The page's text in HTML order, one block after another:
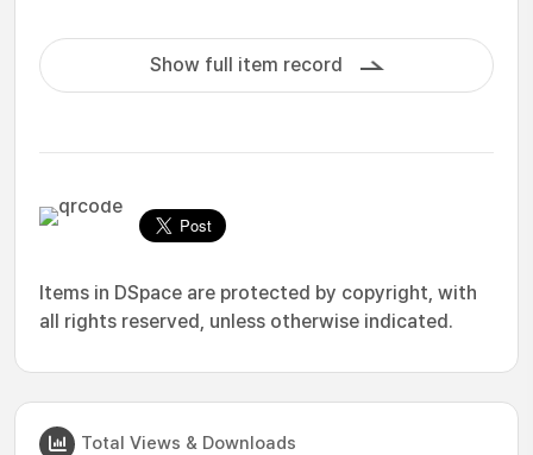
Show full item record
Items in DSpace are protected by copyright, with
all rights reserved, unless otherwise indicated.
Total Views & Downloads